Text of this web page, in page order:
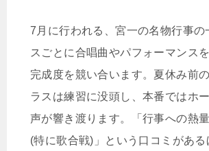
7月に行われる、宮一の名物行事の
スごとに合唱曲やパフォーマンス
完成度を競い合います。夏休み前
ラスは練習に没頭し、本番ではホ
声が響き渡ります。「行事への熱
(特に歌合戦)」という口コミがある